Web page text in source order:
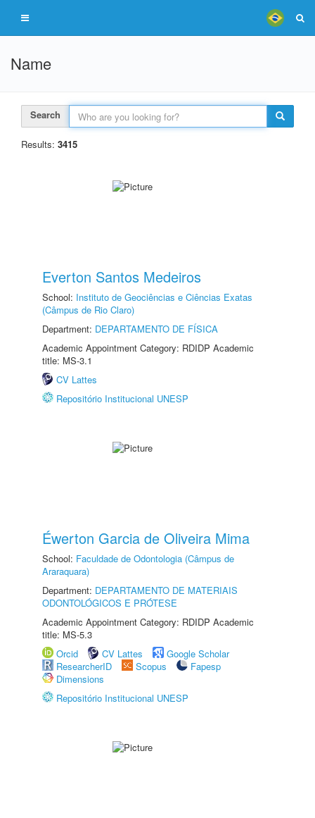
Name
Search
Results: 3415
Everton Santos Medeiros
School: Instituto de Geociências e Ciências Exatas
(Câmpus de Rio Claro)
Department: DEPARTAMENTO DE FÍSICA
Academic Appointment Category: RDIDP Academic
title: MS-3.1
CV Lattes
Repositório Institucional UNESP
Éwerton Garcia de Oliveira Mima
School: Faculdade de Odontologia (Câmpus de
Araraquara)
Department: DEPARTAMENTO DE MATERIAIS
ODONTOLÓGICOS E PRÓTESE
Academic Appointment Category: RDIDP Academic
title: MS-5.3
Orcid
CV Lattes
Google Scholar
ResearcherID
Scopus
Fapesp
Dimensions
Repositório Institucional UNESP